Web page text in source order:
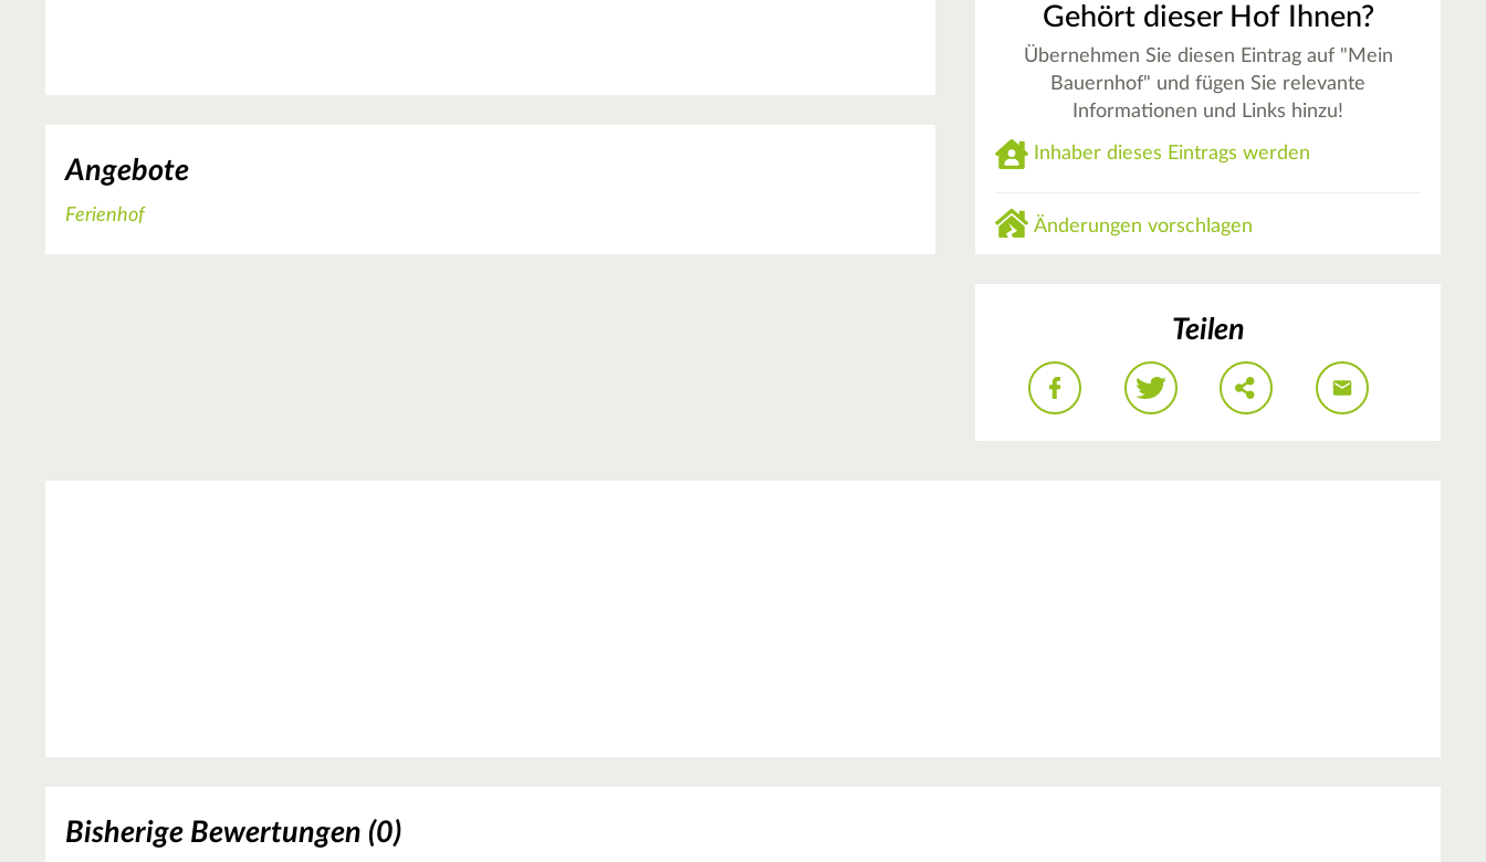
Angebote
Ferienhof
Gehört dieser Hof Ihnen?
Übernehmen Sie diesen Eintrag auf "Mein
Bauernhof" und fügen Sie relevante
Informationen und Links hinzu!
Inhaber dieses Eintrags werden
Änderungen vorschlagen
Teilen
Bisherige Bewertungen (0)